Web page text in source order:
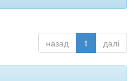
назад 1 далі